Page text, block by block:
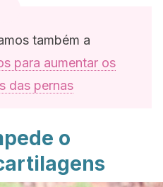
também a
para aumentar os
das pernas
o